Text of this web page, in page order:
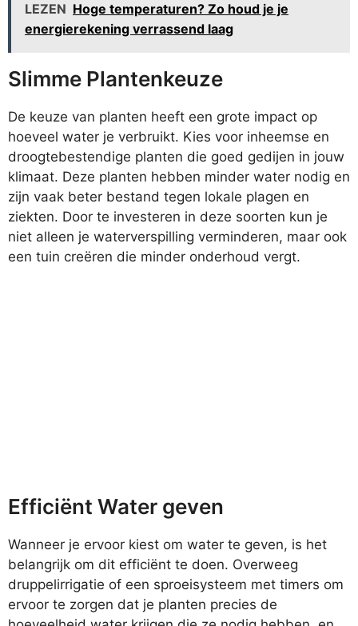
LEZEN Hoge temperaturen? Zo houd je je
energierekening verrassend laag
Slimme Plantenkeuze
De keuze van planten heeft een grote impact op
hoeveel water je verbruikt. Kies voor inheemse en
droogtebestendige planten die goed gedijen in jouw
klimaat. Deze planten hebben minder water nodig en
zijn vaak beter bestand tegen lokale plagen en
ziekten. Door te investeren in deze soorten kun je
niet alleen je waterverspilling verminderen, maar ook
een tuin creëren die minder onderhoud vergt.
Efficiënt Water geven
Wanneer je ervoor kiest om water te geven, is het
belangrijk om dit efficiënt te doen. Overweeg
druppelirrigatie of een sproeisysteem met timers om
ervoor te zorgen dat je planten precies de